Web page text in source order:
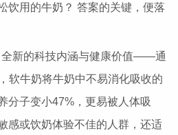
饮用的牛奶？ 答案的关键，便落
全新的科技内涵与健康价值——通
软牛奶将牛奶中不易消化吸收的
分子变小47%，更易被人体吸
感或饮奶体验不佳的人群，还适